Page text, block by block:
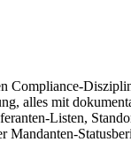
Compliance-
alles mit
Listen,
Mandanten-